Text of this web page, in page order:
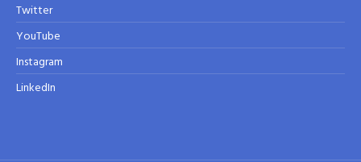
Twitter
YouTube
Instagram
LinkedIn